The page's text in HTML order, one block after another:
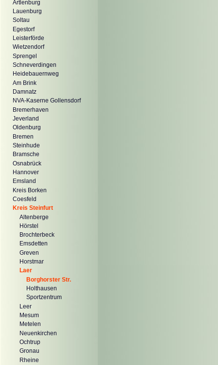
Artlenburg
Lauenburg
Soltau
Egestorf
Leisterförde
Wietzendorf
Sprengel
Schneverdingen
Heidebauernweg
Am Brink
Damnatz
NVA-Kaserne Gollensdorf
Bremerhaven
Jeverland
Oldenburg
Bremen
Steinhude
Bramsche
Osnabrück
Hannover
Emsland
Kreis Borken
Coesfeld
Kreis Steinfurt
Altenberge
Hörstel
Brochterbeck
Emsdetten
Greven
Horstmar
Laer
Borghorster Str.
Holthausen
Sportzentrum
Leer
Mesum
Metelen
Neuenkirchen
Ochtrup
Gronau
Rheine